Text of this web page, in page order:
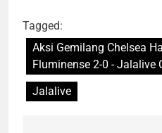
Tagged:
Aksi Gemilang Chelsea
Fluminense 2-0 - Jalalive
Jalalive